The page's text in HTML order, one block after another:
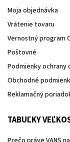
Moja objednávka
Vrátenie tovaru
Vernostný program
Poštovné
Podmienky ochrany
Obchodné
Reklamačný
TABUĽKY